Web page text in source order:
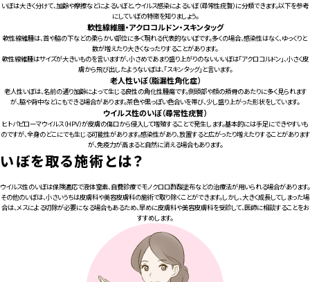
いぼは大きく分けて、加齢や摩擦などによるいぼと、ウイルス感染によるいぼ（尋常性疣贅）に分類できます。以下を参考
にしていぼの特徴を知りましょう。
軟性線維腫・アクロコルドン・スキンタッグ
軟性線維腫は、首や脇の下などの柔らかい部位に多く現れる代表的ないぼです。多くの場合、感染性はなく、ゆっくりと
数が増えたり大きくなったりすることがあります。
軟性線維腫はサイズが大きいものを言いますが、小さめであまり盛り上がりのないいいぼは「アクロコルドン」、小さく皮
膚から飛び出したようないぼは、「スキンタッグ」と言います。
老人性いぼ（脂漏性角化症）
老人性いぼは、名前の通り加齢によって生じる良性の角化性腫瘍です。側頭部や顔の頬骨のあたりに多く見られます
が、脇や背中などにもできる場合があります。茶色や黒っぽい色合いを帯び、少し盛り上がった形状をしています。
ウイルス性のいぼ（尋常性疣贅）
ヒトパピローマウイルス（HPV）が皮膚の傷口から侵入して増殖することで発生します。基本的には手足にできやすいも
のですが、全身のどこにでも生じる可能性があります。感染性があり、放置すると広がったり増えたりすることがあります
が、免疫力が高まると自然に消える場合もあります。
いぼを取る施術とは？
ウイルス性のいぼは保険適応で液体窒素、自費診療でモノクロロ酢酸塗布などの治療法が用いられる場合があります。
その他のいぼは、小さいうちは皮膚科や美容皮膚科の施術で取り除くことができます。しかし、大きく成長してしまった場
合は、メスによる切除が必要になる場合もあるため、早めに皮膚科や美容皮膚科を受診して、医師に相談することをお
すすめします。